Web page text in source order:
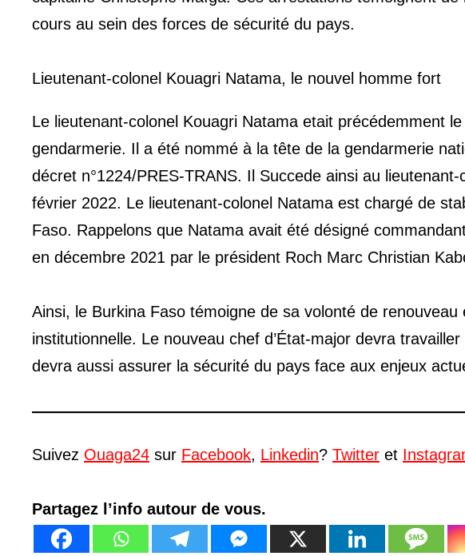
cours au sein des forces de sécurité du pays.
Lieutenant-colonel Kouagri Natama, le nouvel homme fort
Le lieutenant-colonel Kouagri Natama etait précédemment
gendarmerie. Il a été nommé à la tête de la gendarmerie
décret n°1224/PRES-TRANS. Il Succede ainsi au
février 2022. Le lieutenant-colonel Natama est chargé de
Faso. Rappelons que Natama avait été désigné
en décembre 2021 par le président Roch Marc Christian
Ainsi, le Burkina Faso témoigne de sa volonté de renouveau
institutionnelle. Le nouveau chef d’État-major devra
devra aussi assurer la sécurité du pays face aux enjeux
Suivez Ouaga24 sur Facebook, Linkedin? Twitter et
Partagez l’info autour de vous.